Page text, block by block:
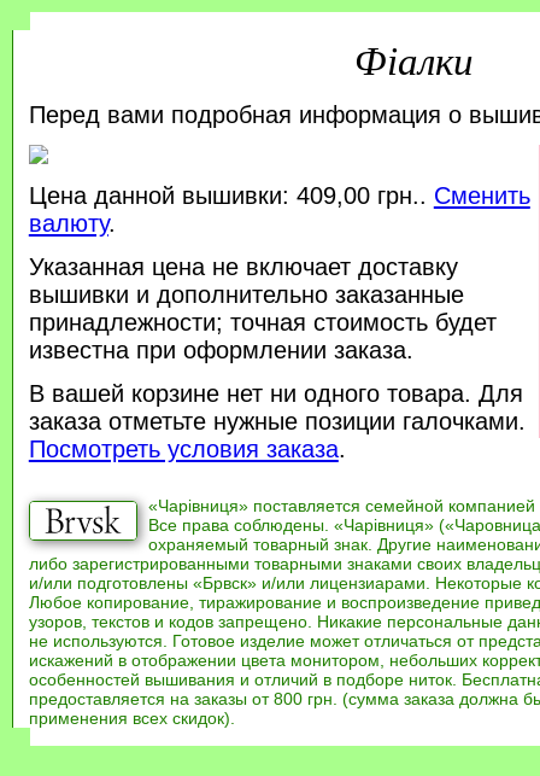
Фіалки
Перед вами подробная информация о
Цена данной вышивки: 409,00 грн.. Сменить
валюту.
Указанная цена не включает доставку
вышивки и дополнительно заказанные
принадлежности; точная стоимость будет
известна при оформлении заказа.
В вашей корзине нет ни одного товара. Для
заказа отметьте нужные позиции галочками.
Посмотреть условия заказа.
«Чарівниця» поставляется семейной компанией
Все права соблюдены. «Чарівниця»
охраняемый товарный знак. Другие
либо зарегистрированными товарными знаками своих
и/или подготовлены «Брвск» и/или лицензиарами. Некоторые
Любое копирование, тиражирование и воспроизведение
узоров, текстов и кодов запрещено. Никакие персональные
не используются. Готовое изделие может отличаться от
искажений в отображении цвета монитором, небольших
особенностей вышивания и отличий в подборе ниток.
предоставляется на заказы от 800 грн. (сумма заказа должна
применения всех скидок).